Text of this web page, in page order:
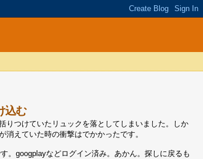
込む
りつけていたリュックを落としてしまいました。しか
えていた時の衝撃はでかかったです。
。googplayなどログイン済み。あかん。探しに戻るも